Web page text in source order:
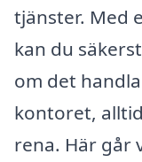
tjänster. Med
kan du
om det
kontoret,
rena. Här går